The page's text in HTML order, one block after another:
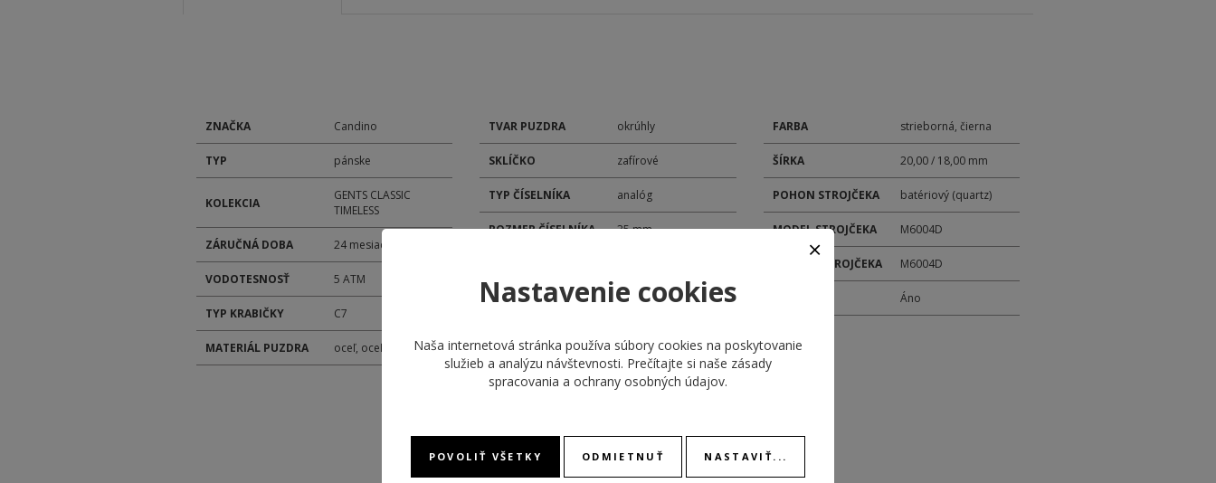
ZNAČKA Candino
TYP pánske
KOLEKCIA
GENTS CLASSIC
TIMELESS
ZÁRUČNÁ DOBA 24 mesiacov
VODOTESNOSŤ 5 ATM
TYP KRABIČKY C7
MATERIÁL PUZDRA oceľ, oceľ
TVAR PUZDRA okrúhly
SKLÍČKO zafírové
TYP ČÍSELNÍKA analóg
ROZMER ČÍSELNÍKA 35 mm
MATERIÁL
remienok kožený
ZAPÍNANIE
REMIENKA
štandardná pracka
FARBA strieborná, čierna
ŠÍRKA 20,00 / 18,00 mm
POHON STROJČEKA batériový (quartz)
MODEL STROJČEKA M6004D
KALIBER STROJČEKA M6004D
Áno
Nastavenie cookies
Naša internetová stránka používa súbory cookies na poskytovanie
služieb a analýzu návštevnosti. Prečítajte si naše zásady
spracovania a ochrany osobných údajov.
POVOLIŤ VŠETKY ODMIETNUŤ NASTAVIŤ...